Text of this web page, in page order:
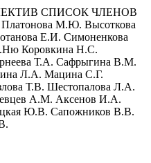
СПИСОК ЧЛЕНОВ
М.Ю. Высоткова
Е.И. Симоненкова
Коровкина Н.С.
Т.А. Сафрыгина В.М.
Л.А. Мацина С.Г.
Т.В. Шестопалова Л.А.
А.М. Аксенов И.А.
Ю.В. Сапожников В.В.